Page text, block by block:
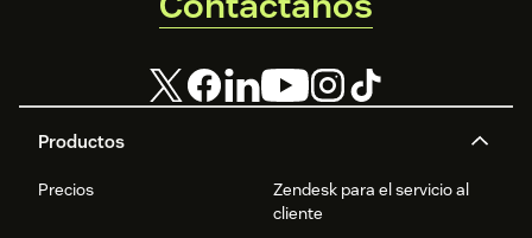
Productos
Precios
Zendesk para el servicio al
cliente